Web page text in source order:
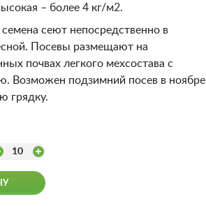
– более 4 кг/м2.
сеют непосредственно в
Посевы размещают на
почвах легкого мехсостава с
Возможен подзимний посев в ноябре
грядку.
10